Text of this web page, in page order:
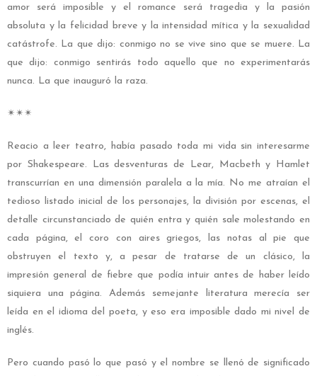
amor será imposible y el romance será tragedia y la pasión
absoluta y la felicidad breve y la intensidad mítica y la sexualidad
catástrofe. La que dijo: conmigo no se vive sino que se muere. La
que dijo: conmigo sentirás todo aquello que no experimentarás
nunca. La que inauguró la raza.
✴︎✴︎✴︎
Reacio a leer teatro, había pasado toda mi vida sin interesarme
por Shakespeare. Las desventuras de Lear, Macbeth y Hamlet
transcurrían en una dimensión paralela a la mía. No me atraían el
tedioso listado inicial de los personajes, la división por escenas, el
detalle circunstanciado de quién entra y quién sale molestando en
cada página, el coro con aires griegos, las notas al pie que
obstruyen el texto y, a pesar de tratarse de un clásico, la
impresión general de fiebre que podía intuir antes de haber leído
siquiera una página. Además semejante literatura merecía ser
leída en el idioma del poeta, y eso era imposible dado mi nivel de
inglés.
Pero cuando pasó lo que pasó y el nombre se llenó de significado